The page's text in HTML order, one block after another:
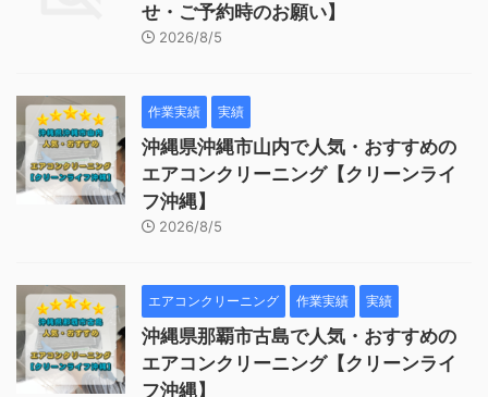
せ・ご予約時のお願い】
2026/8/5
作業実績 実績
沖縄県沖縄市山内で人気・おすすめの
エアコンクリーニング【クリーンライ
フ沖縄】
2026/8/5
エアコンクリーニング 作業実績 実績
沖縄県那覇市古島で人気・おすすめの
エアコンクリーニング【クリーンライ
フ沖縄】